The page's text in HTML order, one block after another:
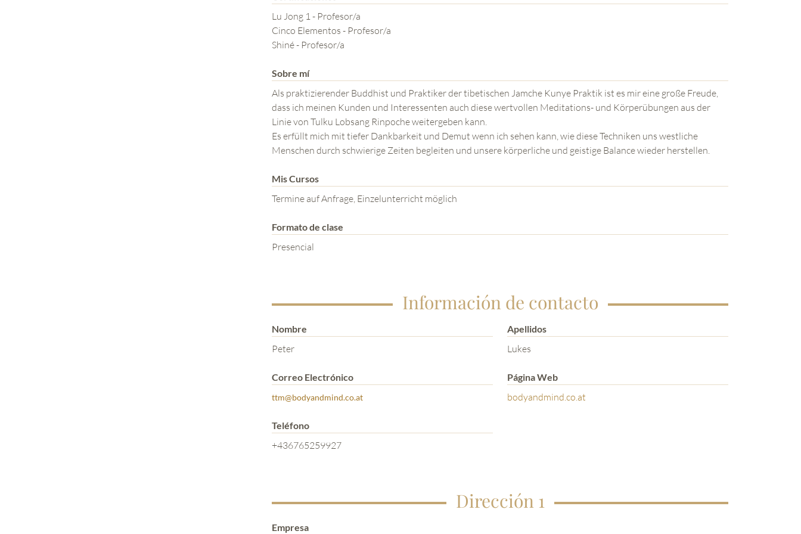
YOGA DEL GURU
SERIE EL PODER DE LA
Lu Jong 1 - Profesor/a
Cinco Elementos - Profesor/a
Shiné - Profesor/a
Sobre mí
Als praktizierender Buddhist und Praktiker der tibetischen Jamche Kunye Praktik ist es mir eine große Freude,
dass ich meinen Kunden und Interessenten auch diese wertvollen Meditations- und Körperübungen aus der
Linie von Tulku Lobsang Rinpoche weitergeben kann.
Es erfüllt mich mit tiefer Dankbarkeit und Demut wenn ich sehen kann, wie diese Techniken uns westliche
Menschen durch schwierige Zeiten begleiten und unsere körperliche und geistige Balance wieder herstellen.
Mis Cursos
Termine auf Anfrage, Einzelunterricht möglich
Formato de clase
Presencial
Información de contacto
Nombre
Peter
Apellidos
Lukes
Correo Electrónico
ttm@bodyandmind.co.at
Página Web
bodyandmind.co.at
Teléfono
+436765259927
Dirección 1
Empresa